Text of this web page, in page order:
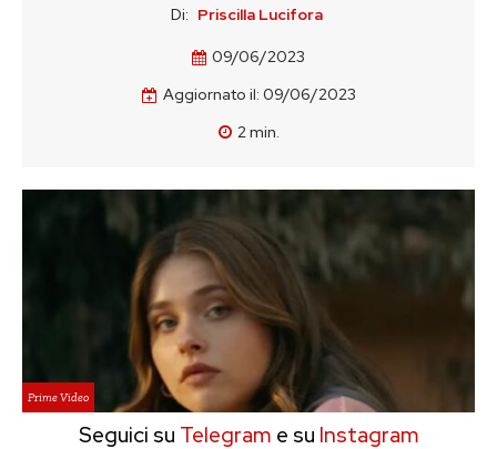
Di: Priscilla Lucifora
09/06/2023
Aggiornato il: 09/06/2023
2min.
Prime Video
Seguici su Telegram e su Instagram